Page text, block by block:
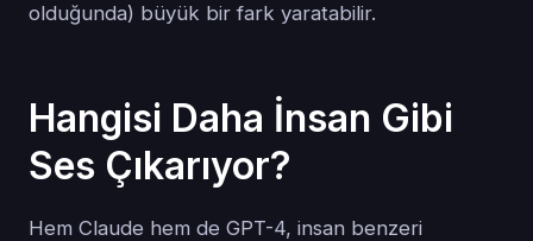
olduğunda) büyük bir fark yaratabilir.
Hangisi Daha İnsan Gibi
Ses Çıkarıyor?
Hem Claude hem de GPT-4, insan benzeri